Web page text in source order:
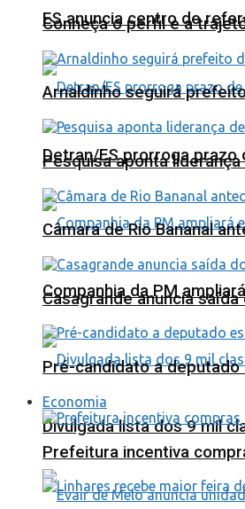
ES anuncia centro de
Detran/ES prorroga
Companhia da PM
Divulgada lista dos 9 mil
Conheça o perfil e a
Arnaldinho seguirá
Pesquisa aponta
Câmara de Rio Bananal
Casagrande anuncia
Pré-candidato a deputado
Economia
Prefeitura incentiva